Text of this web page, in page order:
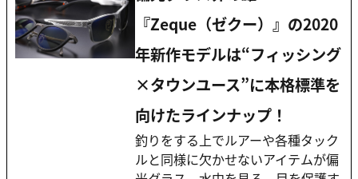
『Zeque（ゼクー）』の2020
年新作モデルは“フィッシング
×タウンユース”に本格標準を
向けたラインナップ！
釣りをする上でルアーや各種タック
ルと同様に欠かせないアイテムが偏